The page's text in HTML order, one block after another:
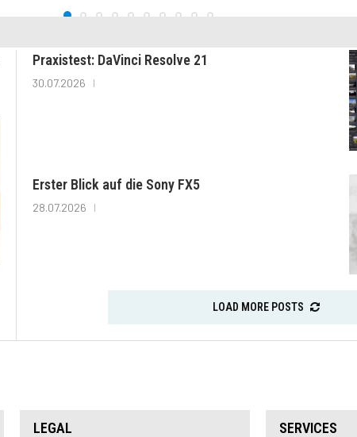
Praxistest: DaVinci Resolve 21
30.07.2026
Erster Blick auf die Sony FX5
28.07.2026
LOAD MORE POSTS
LEGAL SERVICES